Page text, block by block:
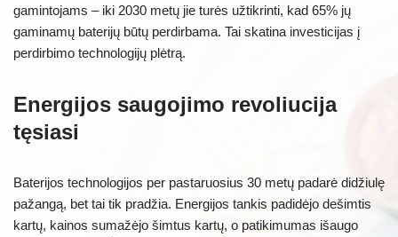
gamintojams – iki 2030 metų jie turės užtikrinti, kad 65% jų
gaminamų baterijų būtų perdirbama. Tai skatina investicijas į
perdirbimo technologijų plėtrą.
Energijos saugojimo revoliucija
tęsiasi
Baterijos technologijos per pastaruosius 30 metų padarė didžiulę
pažangą, bet tai tik pradžia. Energijos tankis padidėjo dešimtis
kartų, kainos sumažėjo šimtus kartų, o patikimumas išaugo